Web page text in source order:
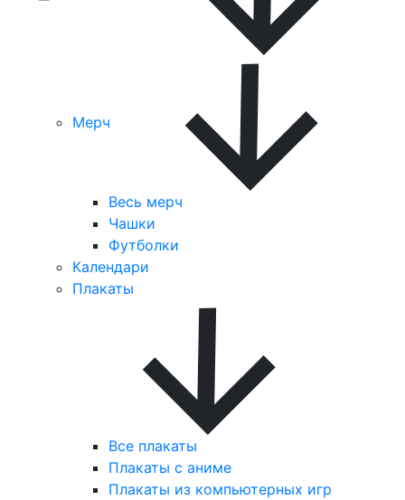
Мерч
Весь мерч
Чашки
Футболки
Календари
Плакаты
Все плакаты
Плакаты с аниме
Плакаты из компьютерных игр